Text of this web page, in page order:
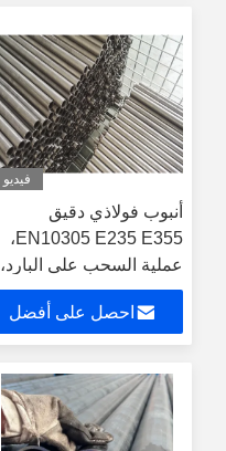
فيديو
أنبوب فولاذي دقيق
EN10305 E235 E355،
عملية السحب على البارد،
أنبوب فولاذي كربوني
مجوف بدون لحام
احصل على أفضل